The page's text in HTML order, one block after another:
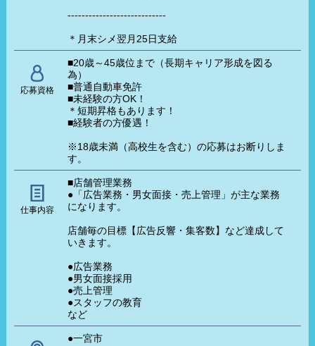
----------------------------
＊月末シメ翌月25日支給
応募資格
■20歳～45歳位まで（長期キャリア形成を図る
為）
■普通自動車免許
■未経験の方OK！
＊短期昇格もあります！
■経験者の方優遇！
※18歳未満（高校生を含む）の応募はお断りしま
す。
仕事内容
■店舗管理業務
●「広告業務・男女面接・売上管理」が主な業務
になります。
店舗毎の目標【広告反響・集客数】など達成して
いきます。
●広告業務
●男女面接採用
●売上管理
●スタッフの教育
など
●一宮市